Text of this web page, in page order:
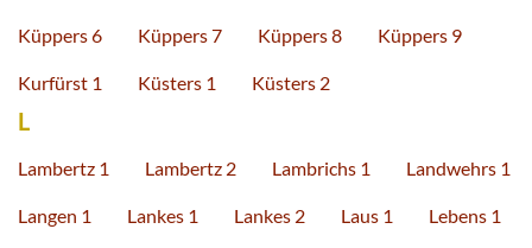
Küppers 6 Küppers 7 Küppers 8 Küppers 9
Kurfürst 1 Küsters 1 Küsters 2
L
Lambertz 1 Lambertz 2 Lambrichs 1 Landwehrs 1
Langen 1 Lankes 1 Lankes 2 Laus 1 Lebens 1